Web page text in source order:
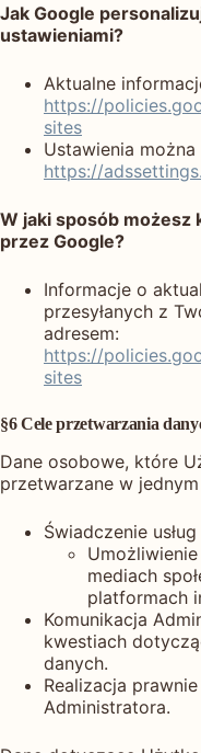
Jak Google
ustawieniami?
Aktualne
https://
sites
Ustawienia
https://
W jaki sposób
przez Google?
Informacje o
przesyłanych z
adresem:
https://
sites
§6 Cele przetwarzania
Dane osobowe, które
przetwarzane w
Świadczenie
mediach
platformach
Komunikacja
kwestiach
danych.
Realizacja
Administratora.